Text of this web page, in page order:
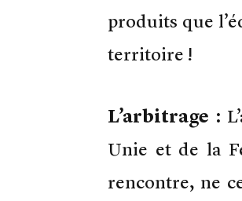
produits que
territoire !
L’arbitrage :
Unie et de la
rencontre, ne